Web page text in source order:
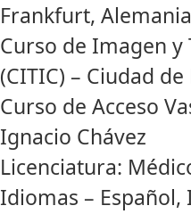
Frankfurt, Alemania
Curso de Imagen
(CITIC) – Ciudad
Curso de Acceso
Ignacio Chávez
Licenciatura:
Idiomas – Español,